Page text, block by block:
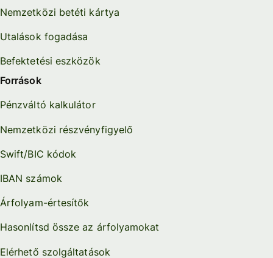
Nemzetközi betéti kártya
Utalások fogadása
Befektetési eszközök
Források
Pénzváltó kalkulátor
Nemzetközi részvényfigyelő
Swift/BIC kódok
IBAN számok
Árfolyam-értesítők
Hasonlítsd össze az árfolyamokat
Elérhető szolgáltatások